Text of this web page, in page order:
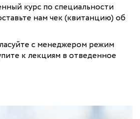
курс по специальности
нам чек (квитанцию) об
с менеджером режим
к лекциям в отведенное